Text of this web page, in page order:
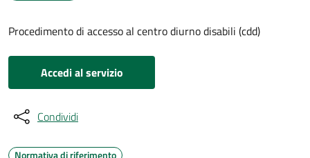
Procedimento di accesso al centro diurno disabili (cdd)
Accedi al servizio
Condividi
Normativa di riferimento